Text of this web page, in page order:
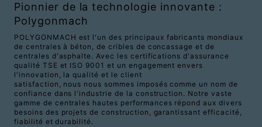
Pionnier de la technologie innovante :
Polygonmach
POLYGONMACH est l'un des principaux fabricants mondiaux
de centrales à béton, de cribles de concassage et de
centrales d'asphalte. Avec les certifications d'assurance
qualité TSE et ISO 9001 et un engagement envers
l'innovation, la qualité et le client
satisfaction, nous nous sommes imposés comme un nom de
confiance dans l'industrie de la construction. Notre vaste
gamme de centrales hautes performances répond aux divers
besoins des projets de construction, garantissant efficacité,
fiabilité et durabilité.